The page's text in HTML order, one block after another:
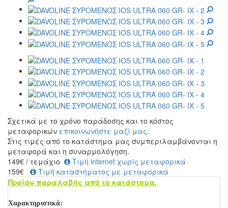
Σχετικά με το χρόνο παράδοσης και το κόστος
μεταφορικών επικοινωνήστε μαζί μας.
Στις τιμές από το κατάστημα μας συμπεριλαμβάνονται η
μεταφορά και η συναρμολόγηση.
149€ / τεμάχιο
Τιμή internet χωρίς μεταφορικά
159€
Τιμή καταστήματος με μεταφορικά
Προϊόν παραλαβής από το κατάστημα.
Χαρακτηριστικά: